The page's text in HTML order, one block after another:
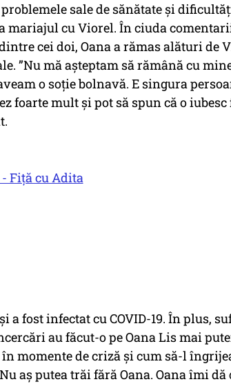
problemele sale de sănătate și
mariajul cu Viorel. În ciuda
cei doi, Oana a rămas alături de
”Nu mă așteptam să rămână cu
o soție bolnavă. E singura
foarte mult și pot să spun că o iubesc
Fiță cu Adita
fost infectat cu COVID-19. În plus,
au făcut-o pe Oana Lis mai
momente de criză și cum să-l
aș putea trăi fără Oana. Oana îmi dă